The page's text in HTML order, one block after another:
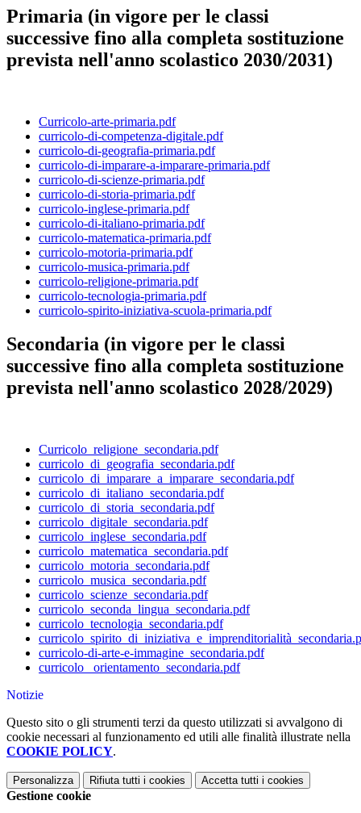
Primaria (in vigore per le classi
successive fino alla completa sostituzione
prevista nell'anno scolastico 2030/2031)
Curricolo-arte-primaria.pdf
curricolo-di-competenza-digitale.pdf
curricolo-di-geografia-primaria.pdf
curricolo-di-imparare-a-imparare-primaria.pdf
curricolo-di-scienze-primaria.pdf
curricolo-di-storia-primaria.pdf
curricolo-inglese-primaria.pdf
curricolo-di-italiano-primaria.pdf
curricolo-matematica-primaria.pdf
curricolo-motoria-primaria.pdf
curricolo-musica-primaria.pdf
curricolo-religione-primaria.pdf
curricolo-tecnologia-primaria.pdf
curricolo-spirito-iniziativa-scuola-primaria.pdf
Secondaria (in vigore per le classi
successive fino alla completa sostituzione
prevista nell'anno scolastico 2028/2029)
Curricolo_religione_secondaria.pdf
curricolo_di_geografia_secondaria.pdf
curricolo_di_imparare_a_imparare_secondaria.pdf
curricolo_di_italiano_secondaria.pdf
curricolo_di_storia_secondaria.pdf
curricolo_digitale_secondaria.pdf
curricolo_inglese_secondaria.pdf
curricolo_matematica_secondaria.pdf
curricolo_motoria_secondaria.pdf
curricolo_musica_secondaria.pdf
curricolo_scienze_secondaria.pdf
curricolo_seconda_lingua_secondaria.pdf
curricolo_tecnologia_secondaria.pdf
curricolo-di-arte-e-immagine_secondaria.pdf
curricolo _orientamento_secondaria.pdf
Notizie
Questo sito o gli strumenti terzi da questo utilizzati si avvalgono di
cookie necessari al funzionamento ed utili alle finalità illustrate nella
COOKIE POLICY.
Personalizza Rifiuta tutti i cookies Accetta tutti i cookies
Gestione cookie